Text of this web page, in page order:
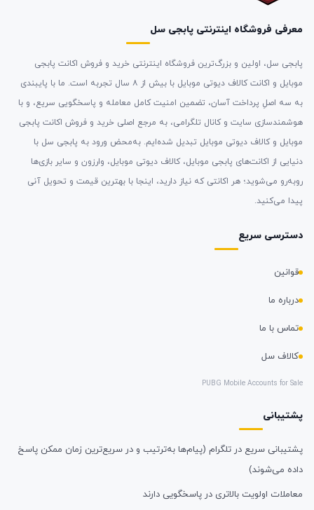
معرفی فروشگاه اینترنتی پابجی سل
پابجی سل، اولین و بزرگ‌ترین فروشگاه اینترنتی خرید و فروش اکانت پابجی
موبایل و اکانت کالاف دیوتی موبایل با بیش از ۸ سال تجربه است. ما با پایبندی
به سه اصلِ پرداخت آسان، تضمین امنیت کامل معامله و پاسخگویی سریع، و با
هوشمندسازی سایت و کانال تلگرامی، به مرجع اصلی خرید و فروش اکانت پابجی
موبایل و کالاف دیوتی موبایل تبدیل شده‌ایم. به‌محض ورود به پابجی سل با
دنیایی از اکانت‌های پابجی موبایل، کالاف دیوتی موبایل، وارزون و سایر بازی‌ها
روبه‌رو می‌شوید؛ هر اکانتی که نیاز دارید، اینجا با بهترین قیمت و تحویل آنی
پیدا می‌کنید.
دسترسی سریع
قوانین
درباره ما
تماس با ما
کالاف سل
PUBG Mobile Accounts for Sale
پشتیبانی
پشتیبانی سریع در تلگرام (پیام‌ها به‌ترتیب و در سریع‌ترین زمان ممکن پاسخ
داده می‌شوند)
معاملات اولویت بالاتری در پاسخگویی دارند